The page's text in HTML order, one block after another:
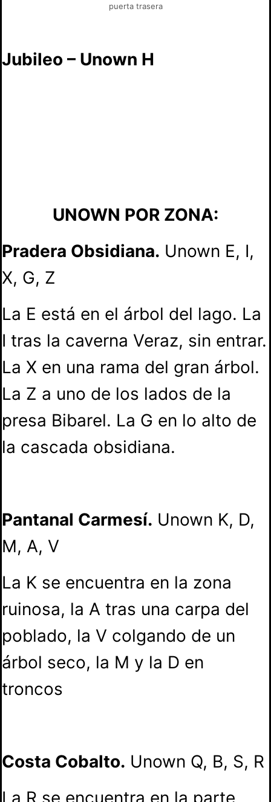
puerta trasera
Jubileo – Unown H
UNOWN POR ZONA:
Pradera Obsidiana. Unown E, I,
X, G, Z
La E está en el árbol del lago. La
I tras la caverna Veraz, sin entrar.
La X en una rama del gran árbol.
La Z a uno de los lados de la
presa Bibarel. La G en lo alto de
la cascada obsidiana.
Pantanal Carmesí. Unown K, D,
M, A, V
La K se encuentra en la zona
ruinosa, la A tras una carpa del
poblado, la V colgando de un
árbol seco, la M y la D en
troncos
Costa Cobalto. Unown Q, B, S, R
La R se encuentra en la parte